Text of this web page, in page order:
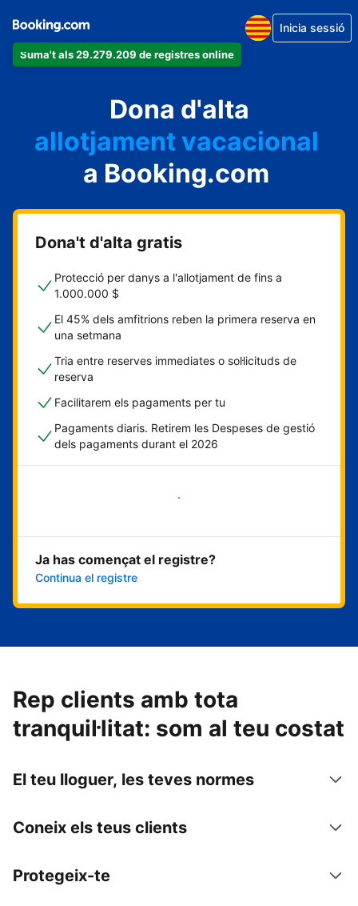
Suma't als 29.279.209 de registres online
Inicia sessió
Dona d'alta
un apartament
un hotel
allotjament vacacional
un hostal
una casa rural
a Booking.com
Dona't d'alta gratis
Protecció per danys a l'allotjament de fins a
1.000.000 $
El 45% dels amfitrions reben la primera reserva en
una setmana
Tria entre reserves immediates o sol·licituds de
reserva
Facilitarem els pagaments per tu
Pagaments diaris. Retirem les Despeses de gestió
dels pagaments durant el 2026
Comença ara
Ja has començat el registre?
Continua el registre
Rep clients amb tota
tranquil·litat: som al teu costat
El teu lloguer, les teves normes
Coneix els teus clients
Protegeix-te